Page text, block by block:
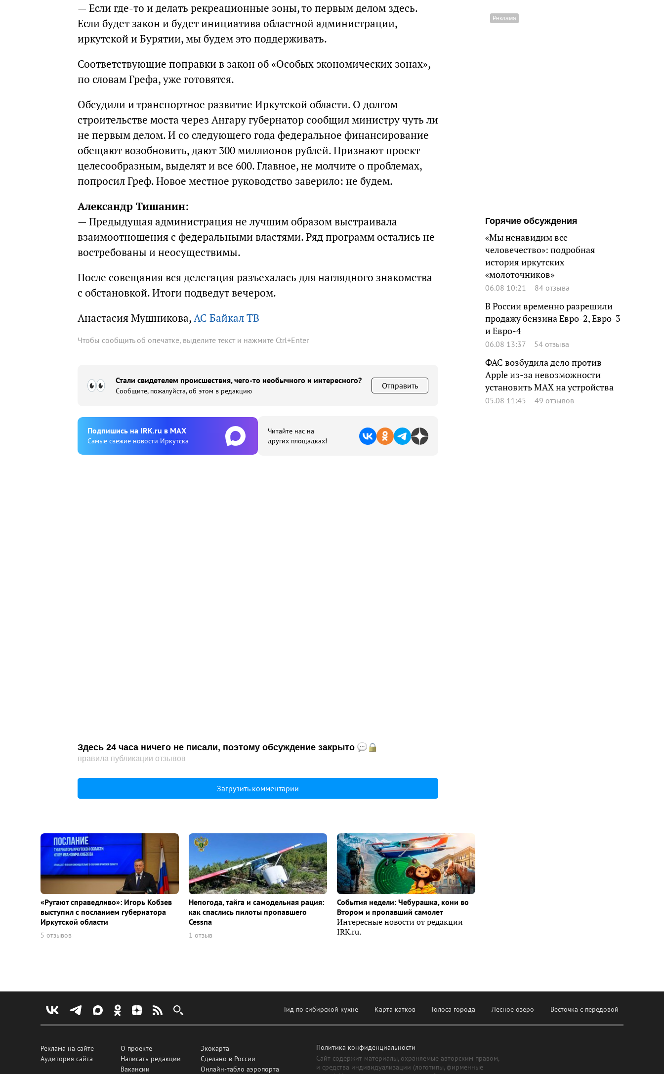
— Если где-то и делать рекреационные зоны, то первым делом здесь.
Если будет закон и будет инициатива областной администрации,
иркутской и Бурятии, мы будем это поддерживать.
Соответствующие поправки в закон об «Особых экономических зонах»,
по словам Грефа, уже готовятся.
Обсудили и транспортное развитие Иркутской области. О долгом
строительстве моста через Ангару губернатор сообщил министру чуть ли
не первым делом. И со следующего года федеральное финансирование
обещают возобновить, дают 300 миллионов рублей. Признают проект
целесообразным, выделят и все 600. Главное, не молчите о проблемах,
попросил Греф. Новое местное руководство заверило: не будем.
Александр Тишанин:
— Предыдущая администрация не лучшим образом выстраивала
взаимоотношения с федеральными властями. Ряд программ остались не
востребованы и неосуществимы.
После совещания вся делегация разъехалась для наглядного знакомства
с обстановкой. Итоги подведут вечером.
Анастасия Мушникова,АС Байкал ТВ
Чтобы сообщить об опечатке, выделите текст и нажмите Ctrl+Enter
Стали свидетелем происшествия, чего-то необычного и интересного?
Сообщите, пожалуйста, об этом в редакцию
Отправить
Подпишиcь на IRK.ru в MAX
Cамые свежие новости Иркутска
Читайте нас на
других площадках!
Здесь 24 часа ничего не писали, поэтому обсуждение закрыто
правила публикации отзывов
Загрузить комментарии
Горячие обсуждения
«Мы ненавидим все
человечество»: подробная
история иркутских
«молоточников»
06.08 10:21 84 отзыва
В России временно разрешили
продажу бензина Евро-2, Евро-3
и Евро-4
06.08 13:37 54 отзыва
ФАС возбудила дело против
Apple из-за невозможности
установить MAX на устройства
05.08 11:45 49 отзывов
«Ругают справедливо»: Игорь Кобзев
выступил с посланием губернатора
Иркутской области
5 отзывов
Непогода, тайга и самодельная рация:
как спаслись пилоты пропавшего
Cessna
1 отзыв
События недели: Чебурашка, кони во
Втором и пропавший самолет
Интересные новости от редакции
IRK.ru.
Гид по сибирской кухне Карта катков Голоса города Лесное озеро Весточка с передовой
Реклама на сайте
Аудитория сайта
О проекте
Написать редакции
Вакансии
Экокарта
Сделано в России
Онлайн-табло аэропорта
Политика конфиденциальности
Сайт содержит материалы, охраняемые авторским правом,
и средства индивидуализации (логотипы, фирменные